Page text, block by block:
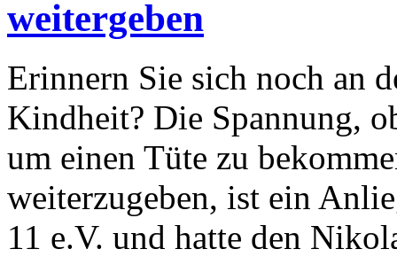
weitergeben
Erinnern Sie sich noch an
Kindheit? Die Spannung,
um einen Tüte zu
weiterzugeben, ist ein
11 e.V. und hatte den